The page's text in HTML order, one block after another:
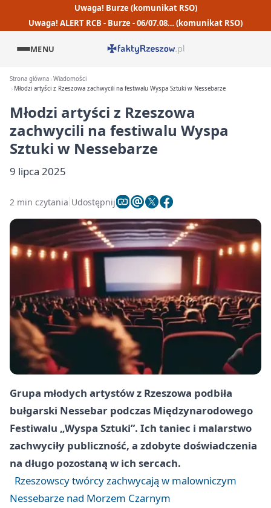
Uwaga! Burze (komunikat RSO)
Uwaga! ALERT RCB - Burze - 06/07.08… (komunikat RSO)
MENU
Strona główna Wiadomości
Młodzi artyści z Rzeszowa zachwycili na festiwalu Wyspa Sztuki w Nessebarze
Młodzi artyści z Rzeszowa
zachwycili na festiwalu Wyspa
Sztuki w Nessebarze
9 lipca 2025
2 min czytania Udostępnij
Grupa młodych artystów z Rzeszowa podbiła
bułgarski Nessebar podczas Międzynarodowego
Festiwalu „Wyspa Sztuki”. Ich taniec i malarstwo
zachwyciły publiczność, a zdobyte doświadczenia
na długo pozostaną w ich sercach.
Rzeszowscy twórcy zachwycają w malowniczym
Nessebarze nad Morzem Czarnym